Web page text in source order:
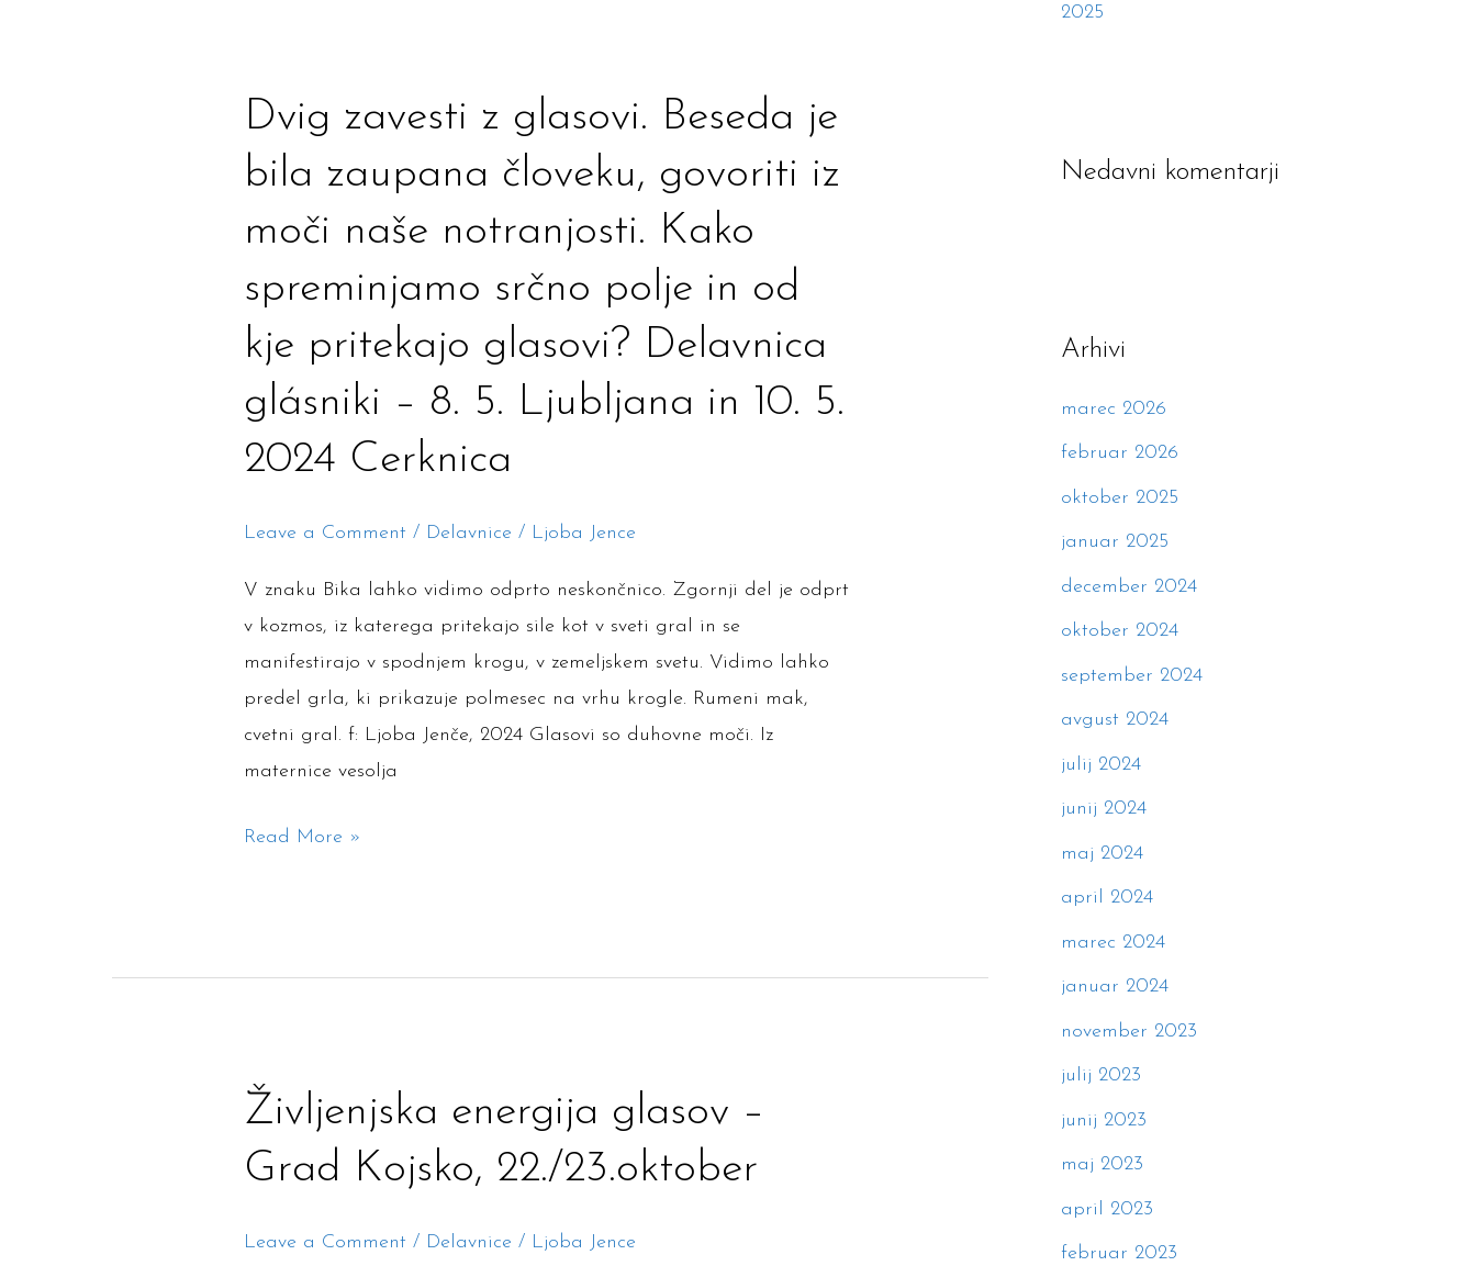
Dvig zavesti z glasovi. Beseda je
bila zaupana človeku, govoriti iz
moči naše notranjosti. Kako
spreminjamo srčno polje in od
kje pritekajo glasovi? Delavnica
glásniki – 8. 5. Ljubljana in 10. 5.
2024 Cerknica
Leave a Comment / Delavnice / Ljoba Jence
V znaku Bika lahko vidimo odprto neskončnico. Zgornji del je odprt
v kozmos, iz katerega pritekajo sile kot v sveti gral in se
manifestirajo v spodnjem krogu, v zemeljskem svetu. Vidimo lahko
predel grla, ki prikazuje polmesec na vrhu krogle. Rumeni mak,
cvetni gral. f: Ljoba Jenče, 2024 Glasovi so duhovne moči. Iz
maternice vesolja
Dvig
z
glasovi.
je
bila
zaupana
človeku,
iz
naše
notranjosti.
Kako
spreminjamo
srčno
kje
glásniki
5.
Ljubljana
in
5.
Read More »
Življenjska energija glasov –
Grad Kojsko, 22./23.oktober
Leave a Comment / Delavnice / Ljoba Jence
Življenjska
glasov
Grad
2025
Nedavni komentarji
Arhivi
marec 2026
februar 2026
oktober 2025
januar 2025
december 2024
oktober 2024
september 2024
avgust 2024
julij 2024
junij 2024
maj 2024
april 2024
marec 2024
januar 2024
november 2023
julij 2023
junij 2023
maj 2023
april 2023
februar 2023